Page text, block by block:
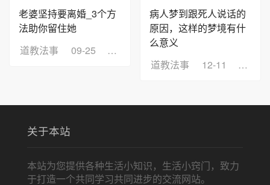
老婆坚持要离婚_3个方
法助你留住她
道教法事
09-25 浏览：5
病人梦到跟死人说话的
原因，这样的梦境有什
么意义
道教法事
12-11 浏览
关于本站
本站为您提供各种生活小知识，生活小窍门，致力
于打造一个共同学习共同进步的交流网站。